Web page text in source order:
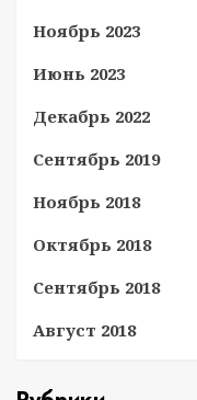
Ноябрь 2023
Июнь 2023
Декабрь 2022
Сентябрь 2019
Ноябрь 2018
Октябрь 2018
Сентябрь 2018
Август 2018